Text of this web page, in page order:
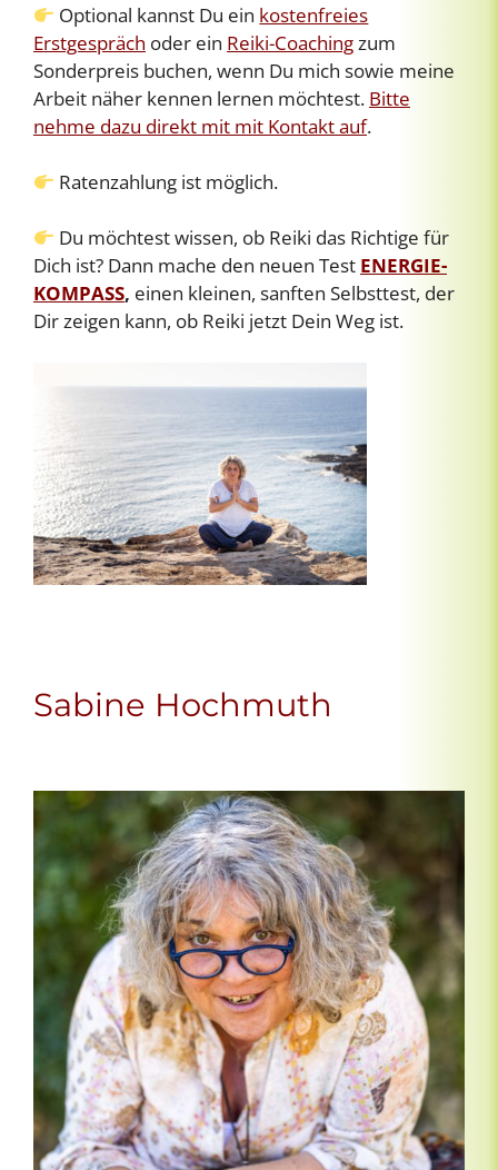
Optional kannst Du ein kostenfreies
Erstgespräch oder ein Reiki-Coachingzum
Sonderpreis buchen, wenn Du mich sowie meine
Arbeit näher kennen lernen möchtest. Bitte
nehme dazu direkt mit mit Kontakt auf.
Ratenzahlung ist möglich.
Du möchtest wissen, ob Reiki das Richtige für
Dich ist? Dann mache den neuen Test ENERGIE-
KOMPASS, einen kleinen, sanften Selbsttest, der
Dir zeigen kann, ob Reiki jetzt Dein Weg ist.
Sabine Hochmuth